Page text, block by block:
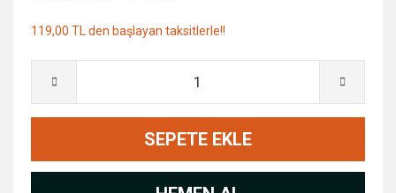
119,00 TL den başlayan taksitlerle!!
SEPETE EKLE